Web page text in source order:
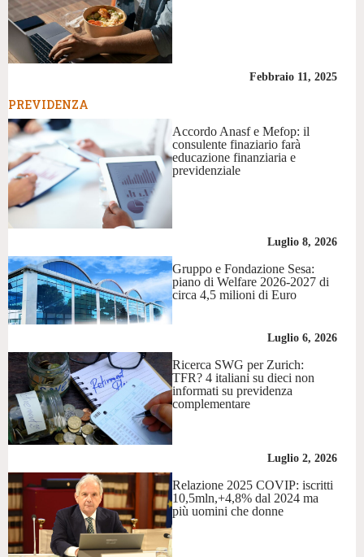
Febbraio 11, 2025
PREVIDENZA
Accordo Anasf e Mefop: il
consulente finaziario farà
educazione finanziaria e
previdenziale
Luglio 8, 2026
Gruppo e Fondazione Sesa:
piano di Welfare 2026-2027 di
circa 4,5 milioni di Euro
Luglio 6, 2026
Ricerca SWG per Zurich:
TFR? 4 italiani su dieci non
informati su previdenza
complementare
Luglio 2, 2026
Relazione 2025 COVIP: iscritti
10,5mln,+4,8% dal 2024 ma
più uomini che donne